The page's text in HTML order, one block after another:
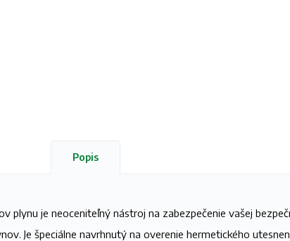
Popis
plynu je neoceniteľný nástroj na zabezpečenie vašej
Je špeciálne navrhnutý na overenie hermetického